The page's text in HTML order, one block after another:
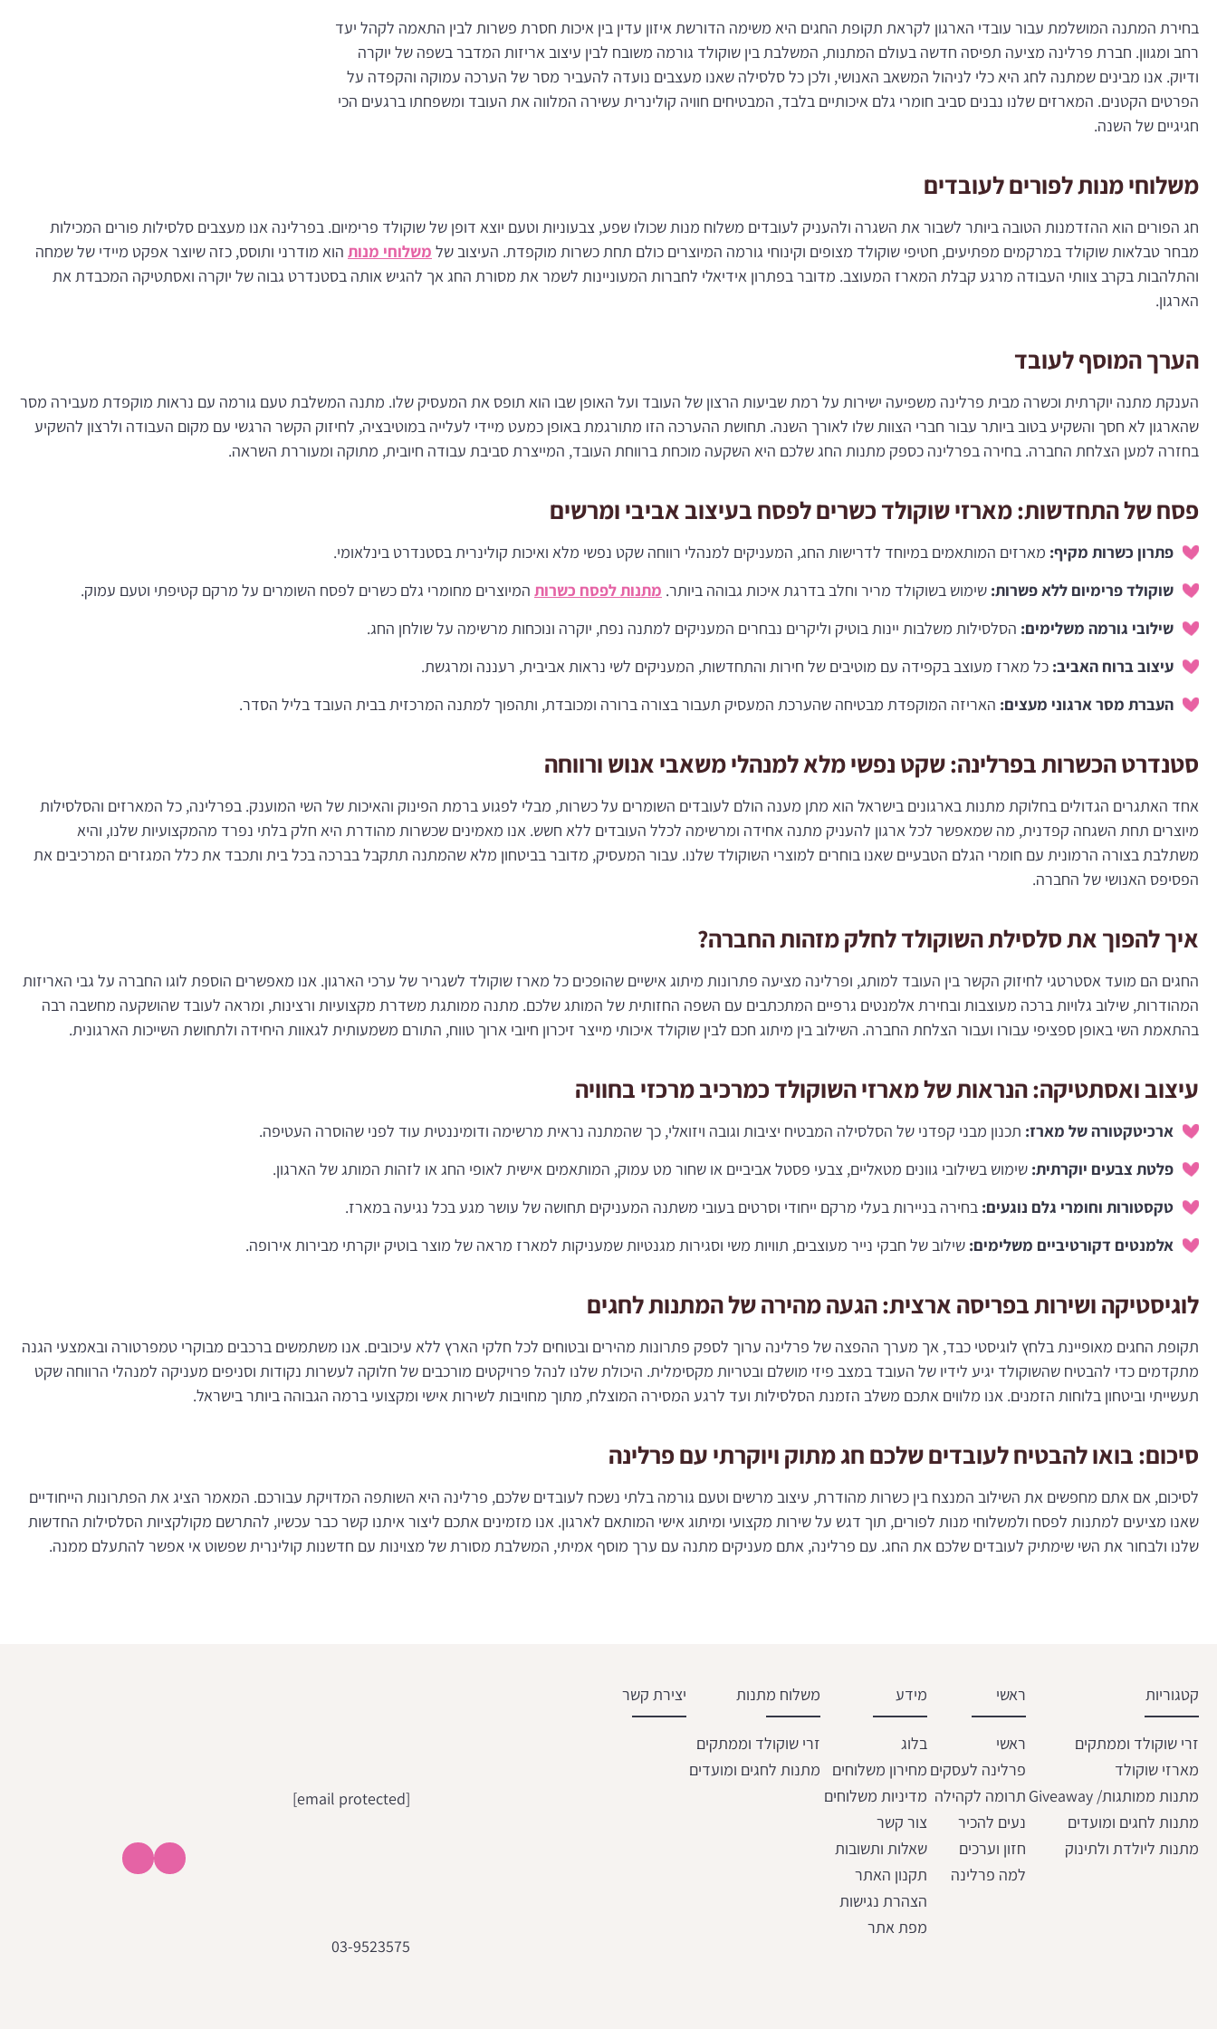
בחירת המתנה המושלמת עבור עובדי הארגון לקראת תקופת החגים היא משימה הדורשת איזון עדין בין איכות חסרת פשרות לבין התאמה לקהל יעד
רחב ומגוון. חברת פרלינה מציעה תפיסה חדשה בעולם המתנות, המשלבת בין שוקולד גורמה משובח לבין עיצוב אריזות המדבר בשפה של יוקרה
ודיוק. אנו מבינים שמתנה לחג היא כלי לניהול המשאב האנושי, ולכן כל סלסילה שאנו מעצבים נועדה להעביר מסר של הערכה עמוקה והקפדה על
הפרטים הקטנים. המארזים שלנו נבנים סביב חומרי גלם איכותיים בלבד, המבטיחים חוויה קולינרית עשירה המלווה את העובד ומשפחתו ברגעים הכי
חגיגיים של השנה.
משלוחי מנות לפורים לעובדים
חג הפורים הוא ההזדמנות הטובה ביותר לשבור את השגרה ולהעניק לעובדים משלוח מנות שכולו שפע, צבעוניות וטעם יוצא דופן של שוקולד פרימיום. בפרלינה אנו מעצבים סלסילות פורים המכילות
מבחר טבלאות שוקולד במרקמים מפתיעים, חטיפי שוקולד מצופים וקינוחי גורמה המיוצרים כולם תחת כשרות מוקפדת. העיצוב של משלוחי מנות הוא מודרני ותוסס, כזה שיוצר אפקט מיידי של שמחה
והתלהבות בקרב צוותי העבודה מרגע קבלת המארז המעוצב. מדובר בפתרון אידיאלי לחברות המעוניינות לשמר את מסורת החג אך להגיש אותה בסטנדרט גבוה של יוקרה ואסתטיקה המכבדת את
הארגון.
הערך המוסף לעובד
הענקת מתנה יוקרתית וכשרה מבית פרלינה משפיעה ישירות על רמת שביעות הרצון של העובד ועל האופן שבו הוא תופס את המעסיק שלו. מתנה המשלבת טעם גורמה עם נראות מוקפדת מעבירה מסר
שהארגון לא חסך והשקיע בטוב ביותר עבור חברי הצוות שלו לאורך השנה. תחושת ההערכה הזו מתורגמת באופן כמעט מיידי לעלייה במוטיבציה, לחיזוק הקשר הרגשי עם מקום העבודה ולרצון להשקיע
בחזרה למען הצלחת החברה. בחירה בפרלינה כספק מתנות החג שלכם היא השקעה מוכחת ברווחת העובד, המייצרת סביבת עבודה חיובית, מתוקה ומעוררת השראה.
פסח של התחדשות: מארזי שוקולד כשרים לפסח בעיצוב אביבי ומרשים
פתרון כשרות מקיף: מארזים המותאמים במיוחד לדרישות החג, המעניקים למנהלי רווחה שקט נפשי מלא ואיכות קולינרית בסטנדרט בינלאומי.
שוקולד פרימיום ללא פשרות: שימוש בשוקולד מריר וחלב בדרגת איכות גבוהה ביותר. מתנות לפסח כשרות המיוצרים מחומרי גלם כשרים לפסח השומרים על מרקם קטיפתי וטעם עמוק.
שילובי גורמה משלימים: הסלסילות משלבות יינות בוטיק וליקרים נבחרים המעניקים למתנה נפח, יוקרה ונוכחות מרשימה על שולחן החג.
עיצוב ברוח האביב: כל מארז מעוצב בקפידה עם מוטיבים של חירות והתחדשות, המעניקים לשי נראות אביבית, רעננה ומרגשת.
העברת מסר ארגוני מעצים: האריזה המוקפדת מבטיחה שהערכת המעסיק תעבור בצורה ברורה ומכובדת, ותהפוך למתנה המרכזית בבית העובד בליל הסדר.
סטנדרט הכשרות בפרלינה: שקט נפשי מלא למנהלי משאבי אנוש ורווחה
אחד האתגרים הגדולים בחלוקת מתנות בארגונים בישראל הוא מתן מענה הולם לעובדים השומרים על כשרות, מבלי לפגוע ברמת הפינוק והאיכות של השי המוענק. בפרלינה, כל המארזים והסלסילות
מיוצרים תחת השגחה קפדנית, מה שמאפשר לכל ארגון להעניק מתנה אחידה ומרשימה לכלל העובדים ללא חשש. אנו מאמינים שכשרות מהודרת היא חלק בלתי נפרד מהמקצועיות שלנו, והיא
משתלבת בצורה הרמונית עם חומרי הגלם הטבעיים שאנו בוחרים למוצרי השוקולד שלנו. עבור המעסיק, מדובר בביטחון מלא שהמתנה תתקבל בברכה בכל בית ותכבד את כלל המגזרים המרכיבים את
הפסיפס האנושי של החברה.
איך להפוך את סלסילת השוקולד לחלק מזהות החברה?
החגים הם מועד אסטרטגי לחיזוק הקשר בין העובד למותג, ופרלינה מציעה פתרונות מיתוג אישיים שהופכים כל מארז שוקולד לשגריר של ערכי הארגון. אנו מאפשרים הוספת לוגו החברה על גבי האריזות
המהודרות, שילוב גלויות ברכה מעוצבות ובחירת אלמנטים גרפיים המתכתבים עם השפה החזותית של המותג שלכם. מתנה ממותגת משדרת מקצועיות ורצינות, ומראה לעובד שהושקעה מחשבה רבה
בהתאמת השי באופן ספציפי עבורו ועבור הצלחת החברה. השילוב בין מיתוג חכם לבין שוקולד איכותי מייצר זיכרון חיובי ארוך טווח, התורם משמעותית לגאוות היחידה ולתחושת השייכות הארגונית.
עיצוב ואסתטיקה: הנראות של מארזי השוקולד כמרכיב מרכזי בחוויה
ארכיטקטורה של מארז: תכנון מבני קפדני של הסלסילה המבטיח יציבות וגובה ויזואלי, כך שהמתנה נראית מרשימה ודומיננטית עוד לפני שהוסרה העטיפה.
פלטת צבעים יוקרתית: שימוש בשילובי גוונים מטאליים, צבעי פסטל אביביים או שחור מט עמוק, המותאמים אישית לאופי החג או לזהות המותג של הארגון.
טקסטורות וחומרי גלם נוגעים: בחירה בניירות בעלי מרקם ייחודי וסרטים בעובי משתנה המעניקים תחושה של עושר מגע בכל נגיעה במארז.
אלמנטים דקורטיביים משלימים: שילוב של חבקי נייר מעוצבים, תוויות משי וסגירות מגנטיות שמעניקות למארז מראה של מוצר בוטיק יוקרתי מבירות אירופה.
לוגיסטיקה ושירות בפריסה ארצית: הגעה מהירה של המתנות לחגים
תקופת החגים מאופיינת בלחץ לוגיסטי כבד, אך מערך ההפצה של פרלינה ערוך לספק פתרונות מהירים ובטוחים לכל חלקי הארץ ללא עיכובים. אנו משתמשים ברכבים מבוקרי טמפרטורה ובאמצעי הגנה
מתקדמים כדי להבטיח שהשוקולד יגיע לידיו של העובד במצב פיזי מושלם ובטריות מקסימלית. היכולת שלנו לנהל פרויקטים מורכבים של חלוקה לעשרות נקודות וסניפים מעניקה למנהלי הרווחה שקט
תעשייתי וביטחון בלוחות הזמנים. אנו מלווים אתכם משלב הזמנת הסלסילות ועד לרגע המסירה המוצלח, מתוך מחויבות לשירות אישי ומקצועי ברמה הגבוהה ביותר בישראל.
סיכום: בואו להבטיח לעובדים שלכם חג מתוק ויוקרתי עם פרלינה
לסיכום, אם אתם מחפשים את השילוב המנצח בין כשרות מהודרת, עיצוב מרשים וטעם גורמה בלתי נשכח לעובדים שלכם, פרלינה היא השותפה המדויקת עבורכם. המאמר הציג את הפתרונות הייחודיים
שאנו מציעים למתנות לפסח ולמשלוחי מנות לפורים, תוך דגש על שירות מקצועי ומיתוג אישי המותאם לארגון. אנו מזמינים אתכם ליצור איתנו קשר כבר עכשיו, להתרשם מקולקציות הסלסילות החדשות
שלנו ולבחור את השי שימתיק לעובדים שלכם את החג. עם פרלינה, אתם מעניקים מתנה עם ערך מוסף אמיתי, המשלבת מסורת של מצוינות עם חדשנות קולינרית שפשוט אי אפשר להתעלם ממנה.
קטגוריות
זרי שוקולד וממתקים
מארזי שוקולד
מתנות ממותגות/ Giveaway
מתנות לחגים ומועדים
מתנות ליולדת ולתינוק
ראשי
ראשי
פרלינה לעסקים
תרומה לקהילה
נעים להכיר
חזון וערכים
למה פרלינה
מידע
בלוג
מחירון משלוחים
מדיניות משלוחים
צור קשר
שאלות ותשובות
תקנון האתר
הצהרת נגישות
מפת אתר
משלוח מתנות
זרי שוקולד וממתקים
מתנות לחגים ומועדים
יצירת קשר
[email protected]
03-9523575